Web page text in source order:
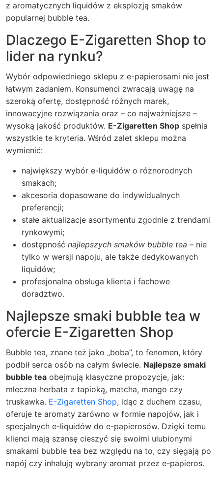
z aromatycznych liquidów z eksplozją smaków
popularnej bubble tea.
Dlaczego E-Zigaretten Shop to
lider na rynku?
Wybór odpowiedniego sklepu z e-papierosami nie jest
łatwym zadaniem. Konsumenci zwracają uwagę na
szeroką ofertę, dostępność różnych marek,
innowacyjne rozwiązania oraz – co najważniejsze –
wysoką jakość produktów. E-Zigaretten Shop spełnia
wszystkie te kryteria. Wśród zalet sklepu można
wymienić:
największy wybór e-liquidów o różnorodnych
smakach;
akcesoria dopasowane do indywidualnych
preferencji;
stałe aktualizacje asortymentu zgodnie z trendami
rynkowymi;
dostępność najlepszych smaków bubble tea – nie
tylko w wersji napoju, ale także dedykowanych
liquidów;
profesjonalna obsługa klienta i fachowe
doradztwo.
Najlepsze smaki bubble tea w
ofercie E-Zigaretten Shop
Bubble tea, znane też jako „boba”, to fenomen, który
podbił serca osób na całym świecie. Najlepsze smaki
bubble tea obejmują klasyczne propozycje, jak:
mleczna herbata z tapioką, matcha, mango czy
truskawka. E-Zigaretten Shop, idąc z duchem czasu,
oferuje te aromaty zarówno w formie napojów, jak i
specjalnych e-liquidów do e-papierosów. Dzięki temu
klienci mają szansę cieszyć się swoimi ulubionymi
smakami bubble tea bez względu na to, czy sięgają po
napój czy inhalują wybrany aromat przez e-papieros.